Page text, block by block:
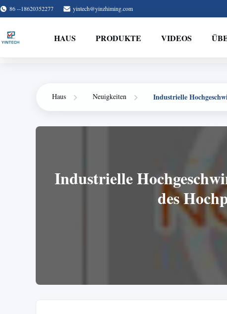
86 --18620352277 yintech@yinzhiming.com
HAUS PRODUKTE VIDEOS
Haus Neuigkeiten Industrielle
Industrielle
des